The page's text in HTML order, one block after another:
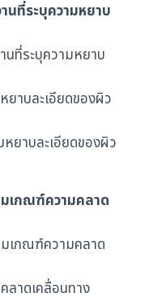
นที่ระบุความหยาบ
นที่ระบุความหยาบ
ยาบละเอียดของผิว
ยาบละเอียดของผิว
เกณฑ์ความคลาด
เกณฑ์ความคลาด
ลาดเคลื่อนทาง